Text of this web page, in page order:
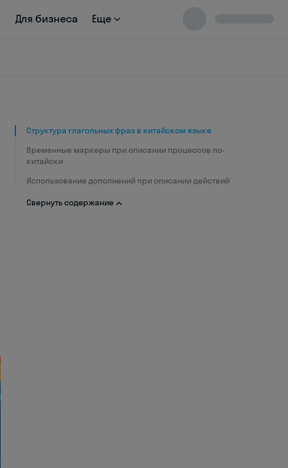
Для бизнеса Еще
Структура глагольных фраз в китайском языке
Временные маркеры при описании процессов по-
китайски
Использование дополнений при описании действий
Свернуть содержание